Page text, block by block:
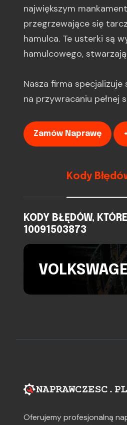
największym
przegrzewające się
hamulca. Te usterki są
hamulcowego,
Nasza firma specjalizuje
na przywracaniu pełnej
Zamów Naprawę
Kody
KODY BŁĘDÓW,
10091503873
Oferujemy profesjonalną